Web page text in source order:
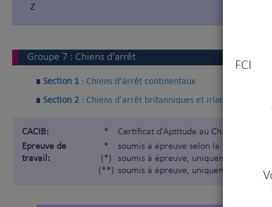
FCI
Z
Groupe 7 : Chiens d'arrêt
Section 1 : Chiens d'arrêt continentaux
Section 2 : Chiens d'arrêt britanniques et irlandais
CACIB: *
Certificat d'Aptitude au Championnat
Epreuve de
travail:
*
(*)
(**)
soumis à épreuve selon la
soumis à épreuve, uniquement pour
soumis à épreuve, uniquement pour